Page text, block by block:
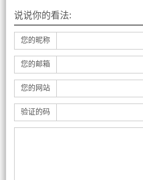
说说你的看法:
您的昵称
您的邮箱
您的网站
验证的码